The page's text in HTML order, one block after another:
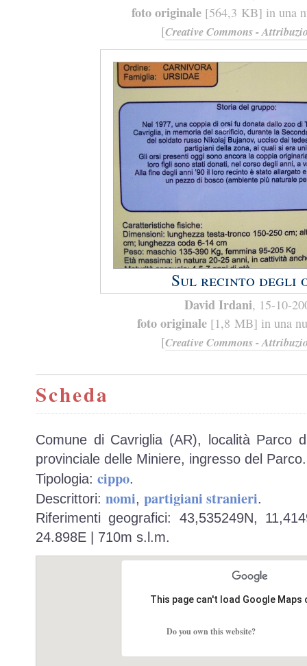
foto originale [564,3 KB] in una
[Creative Commons -
Sul recinto degli
David Irdani, 15-10-
foto originale[1,8 MB] in una
[Creative Commons -
Scheda
Comune di Cavriglia (AR), località Parco
provinciale delle Miniere, ingresso del Parco.
Tipologia: cippo.
Descrittori: nomi, partigiani stranieri.
Riferimenti geografici: 43,535249N,
24.898E | 710m s.l.m.
This page can't load Google
Do you own this website?